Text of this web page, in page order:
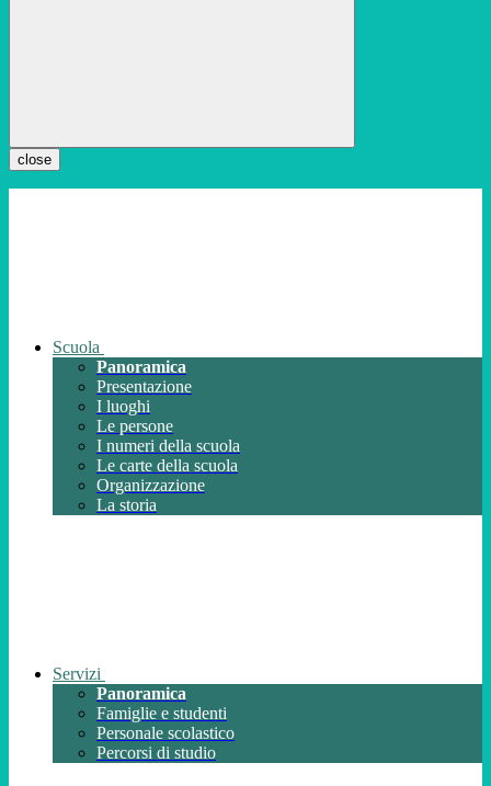
close
Scuola
Panoramica
Presentazione
I luoghi
Le persone
I numeri della scuola
Le carte della scuola
Organizzazione
La storia
Servizi
Panoramica
Famiglie e studenti
Personale scolastico
Percorsi di studio